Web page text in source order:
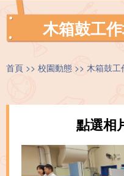
木箱鼓工
首頁 校園動態 木箱鼓工
點選相